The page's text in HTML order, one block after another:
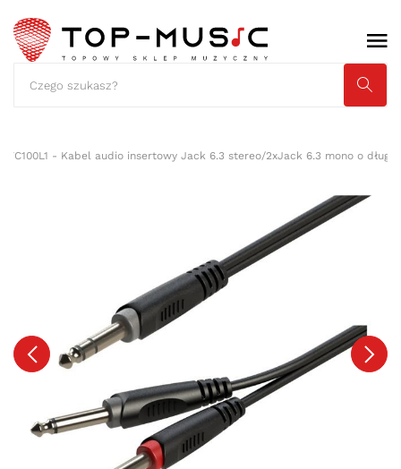
- Kabel audio insertowy Jack 6.3 stereo/2xJack 6.3 mono o